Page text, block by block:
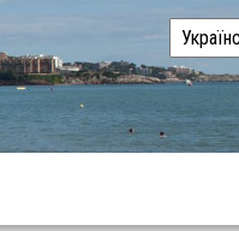
Вибрати
мову